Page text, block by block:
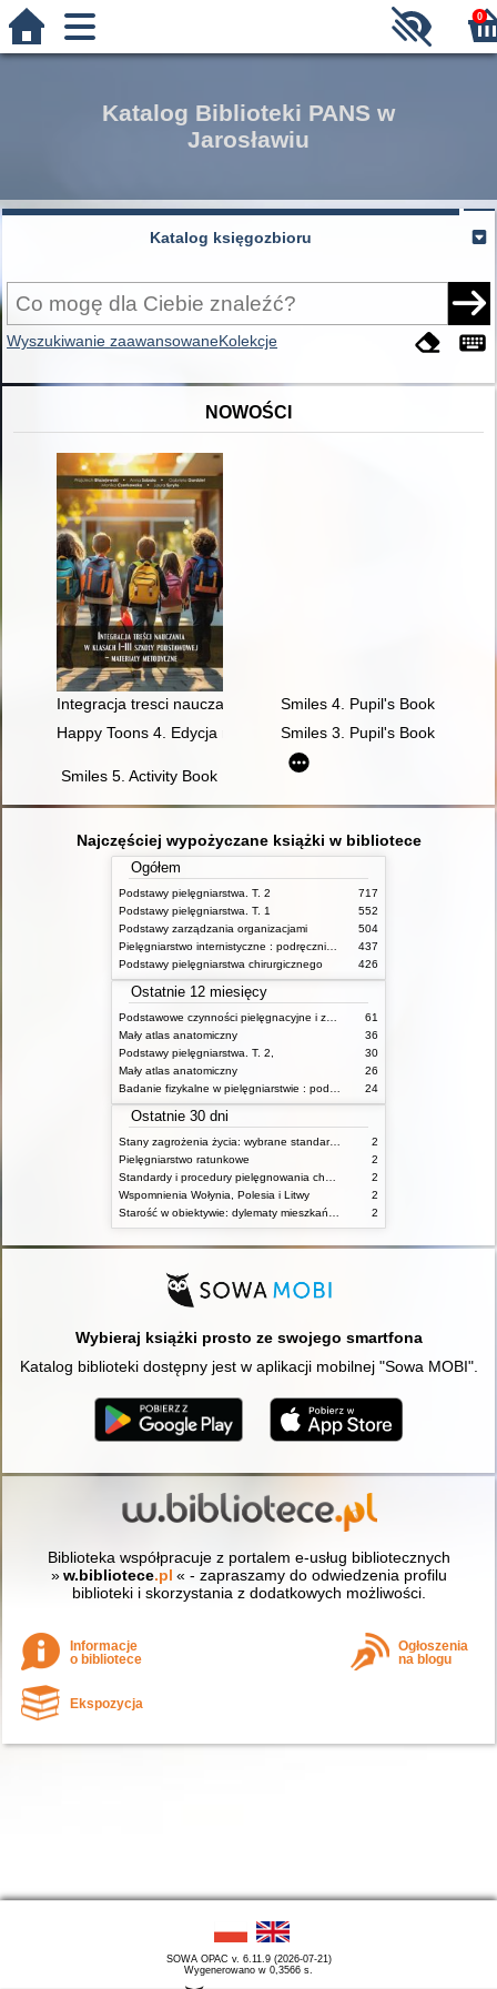
0
Katalog Biblioteki PANS w
Jarosławiu
Katalog księgozbioru
Wyszukiwanie zaawansowaneKolekcje
NOWOŚCI
Integracja tresci nauczania w klasach I - III szkoły
Smiles 4. Pupil's Book
Happy Toons 4. Edycja międzynarodowa. Pupil's Book +
Smiles 3. Pupil's Book
Smiles 5. Activity Book
Najczęściej wypożyczane książki w bibliotece
Ogółem
Podstawy pielęgniarstwa. T. 2
717
Podstawy pielęgniarstwa. T. 1
552
Podstawy zarządzania organizacjami
504
437
Podstawy pielęgniarstwa chirurgicznego
426
Ostatnie 12 miesięcy
61
Mały atlas anatomiczny
36
Podstawy pielęgniarstwa. T. 2,
30
Mały atlas anatomiczny
26
24
Ostatnie 30 dni
Stany zagrożenia życia: wybrane standardy opieki i procedury postępowania pielęgniarskiego
2
Pielęgniarstwo ratunkowe
2
2
Wspomnienia Wołynia, Polesia i Litwy
2
2
Wybieraj książki prosto ze swojego smartfona
Katalog biblioteki dostępny jest w aplikacji mobilnej "Sowa MOBI".
Biblioteka współpracuje z portalem e-usług bibliotecznych
» w.bibliotece.pl « - zapraszamy do odwiedzenia profilu
biblioteki i skorzystania z dodatkowych możliwości.
Informacje
o bibliotece
Ogłoszenia
na blogu
Ekspozycja
SOWA OPAC v. 6.11.9 (2026-07-21)
Wygenerowano w 0,3566 s.